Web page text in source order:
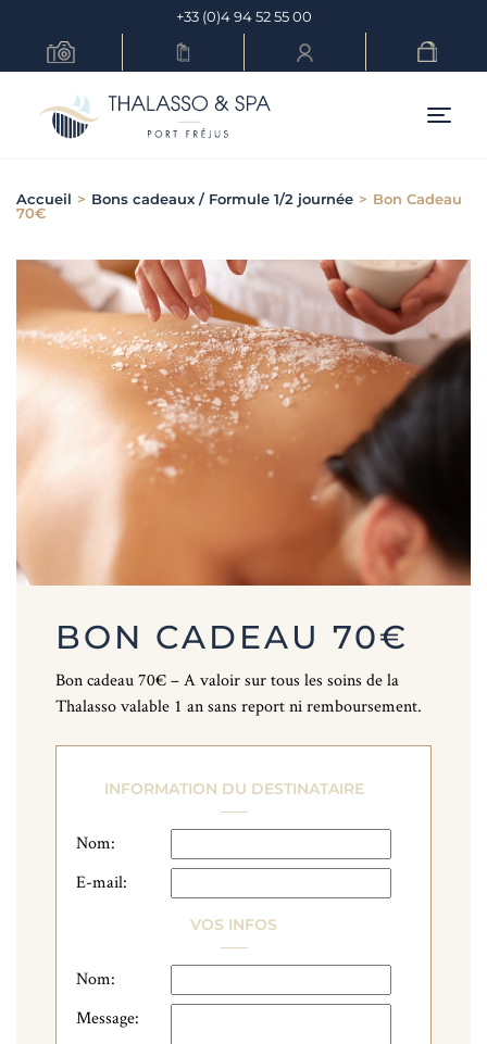
content
+33 (0)4 94 52 55 00
Menu
Accueil > Bons cadeaux / Formule 1/2 journée > Bon Cadeau
70€
BON CADEAU 70€
Bon cadeau 70€ – A valoir sur tous les soins de la
Thalasso valable 1 an sans report ni remboursement.
INFORMATION DU DESTINATAIRE
Nom:
E-mail:
VOS INFOS
Nom:
Message: